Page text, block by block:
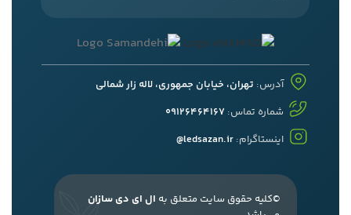
آدرس: تهران، خیابان جمهوری، لاله زار شمالی
شماره تماس:09126464167
اینستاگرام:ledsazan.ir@
©کلیه حقوق سایت متعلق به ال ای دی سازان